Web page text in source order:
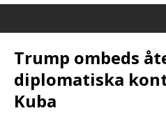
Trump ombeds
diplomatiska
Kuba